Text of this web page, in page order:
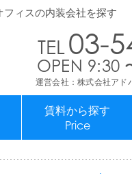
フィスの内装会社を探す
賃料から探す
Price
03-
OPEN 9:30
運営会社：株式会社アド